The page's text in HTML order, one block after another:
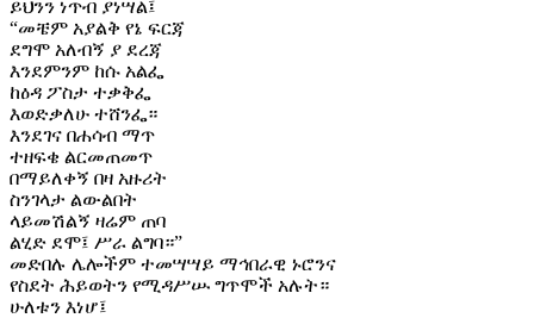
ይህንን ነጥብ ያነሣል፤
“መቼም አያልቅ የኔ ፍርጃ
ደግሞ አለብኝ ያ ደረጃ
እንደምንም ከሱ አልፌ
ከዕዳ ፖስታ ተቃቅፌ
እወድቃለሁ ተሸንፌ።
እንደገና በሐሳብ ማጥ
ተዘፍቄ ልርመጠመጥ
በማይለቀኝ በዛ አዙሪት
ስንገላታ ልውልበት
ላይመሽልኝ ዛሬም ጠባ
ልሂድ ደሞ፤ ሥራ ልግባ።”
መድበሉ ሌሎችም ተመሣሣይ ማኅበራዊ ኑሮንና
የስደት ሕይወትን የሚዳሥሡ ግጥሞች አሉት።
ሁለቱን እነሆ፤